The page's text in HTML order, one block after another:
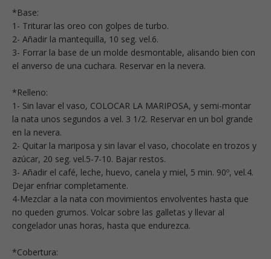
*Base:
1- Triturar las oreo con golpes de turbo.
2- Añadir la mantequilla, 10 seg. vel.6.
3- Forrar la base de un molde desmontable, alisando bien con
el anverso de una cuchara. Reservar en la nevera.
*Relleno:
1- Sin lavar el vaso, COLOCAR LA MARIPOSA, y semi-montar
la nata unos segundos a vel. 3 1/2. Reservar en un bol grande
en la nevera.
2- Quitar la mariposa y sin lavar el vaso, chocolate en trozos y
azúcar, 20 seg. vel.5-7-10. Bajar restos.
3- Añadir el café, leche, huevo, canela y miel, 5 min. 90º, vel.4.
Dejar enfriar completamente.
4-Mezclar a la nata con movimientos envolventes hasta que
no queden grumos. Volcar sobre las galletas y llevar al
congelador unas horas, hasta que endurezca.
*Cobertura: